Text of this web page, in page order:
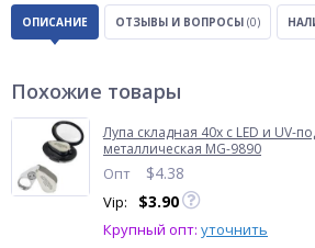
ОПИСАНИЕ ОТЗЫВЫ И ВОПРОСЫ (0)
Похожие товары
Лупа складная 40x с LED и UV-
металлическая MG-9890
Опт $4.38
Vip: $3.90
Крупный опт: уточнить